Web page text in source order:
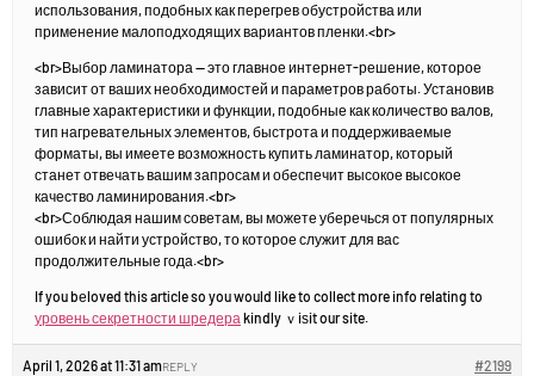
использования, подобных как перегрев обустройства или
применение малоподходящих вариантов пленки.<br>
<br>Выбор ламинатора — это главное интернет-решение, которое
зависит от ваших необходимостей и параметров работы. Установив
главные характеристики и функции, подобные как количество валов,
тип нагревательных элементов, быстрота и поддерживаемые
форматы, вы имеете возможность купить ламинатор, который
станет отвечать вашим запросам и обеспечит высокое высокое
качество ламинирования.<br>
<br>Соблюдая нашим советам, вы можете уберечься от популярных
ошибок и найти устройство, то которое служит для вас
продолжительные года.<br>
If you bеloved this artіcle so you would like to collect more info relating to
уровень секретности шредера kindly ｖiѕit our site.
April 1, 2026 at 11:31 am #2199
REPLY